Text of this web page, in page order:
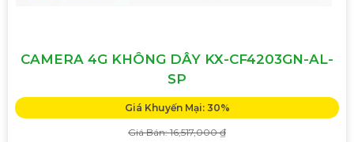
CAMERA 4G KHÔNG DÂY KX-CF4203GN-AL-
SP
Giá Khuyến Mại: 30%
Giá Bán: 16,517,000 ₫